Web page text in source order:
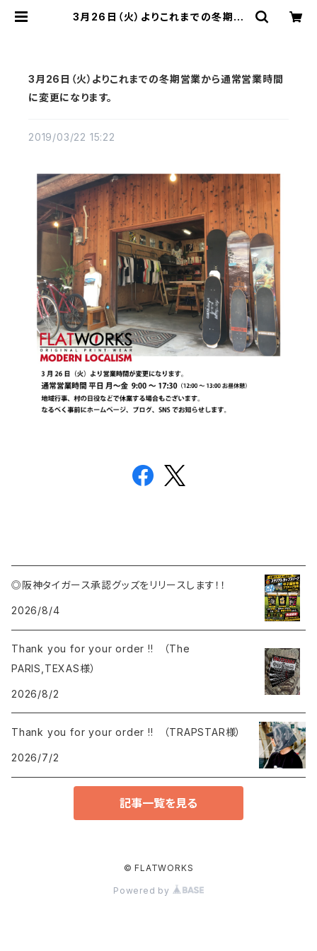
3月26日（火）よりこれまでの冬期営
3月26日（火）よりこれまでの冬期営業から通常営業時間
に変更になります。
2019/03/22 15:22
◎阪神タイガース承認グッズをリリースします！！
2026/8/4
Thank you for your order !! （The
PARIS,TEXAS様）
2026/8/2
Thank you for your order !! （TRAPSTAR様）
2026/7/2
記事一覧を見る
© FLATWORKS
Powered by